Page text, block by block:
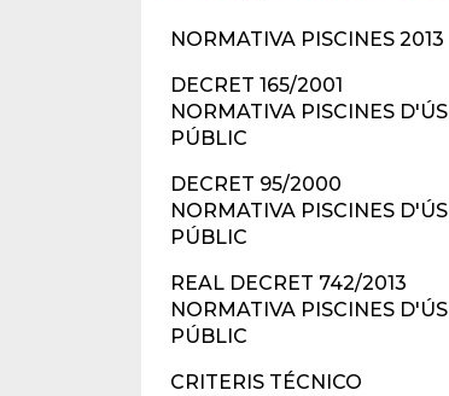
NORMATIVA PISCINES 2013
DECRET 165/2001
NORMATIVA PISCINES D'ÚS
PÚBLIC
DECRET 95/2000
NORMATIVA PISCINES D'ÚS
PÚBLIC
REAL DECRET 742/2013
NORMATIVA PISCINES D'ÚS
PÚBLIC
CRITERIS TÉCNICO